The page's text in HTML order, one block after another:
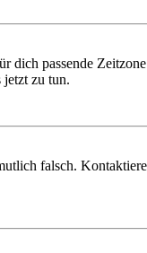
dich passende
jetzt zu tun.
falsch.